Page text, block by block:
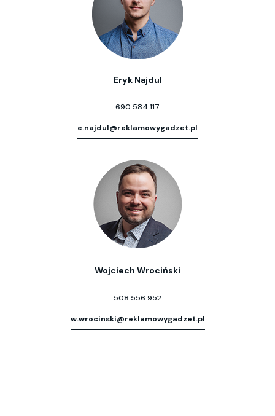
Eryk Najdul
690 584 117
e.najdul@reklamowygadzet.pl
Wojciech Wrociński
508 556 952
w.wrocinski@reklamowygadzet.pl